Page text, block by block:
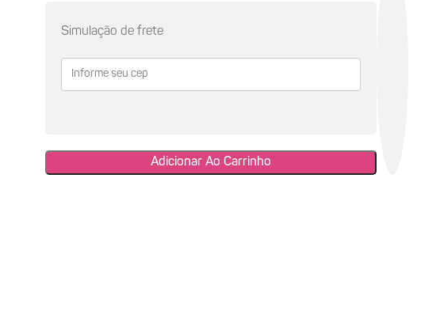
Simulação de frete
Adicionar Ao Carrinho